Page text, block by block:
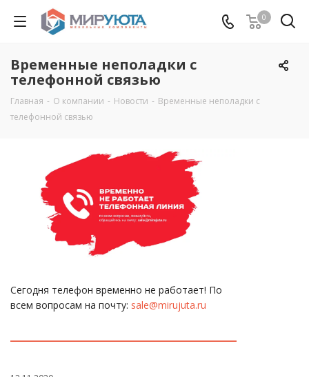
0
Временные неполадки с
телефонной связью
Главная - О компании - Новости - Временные неполадки с
телефонной связью
Сегодня телефон временно не работает! По
всем вопросам на почту: sale@mirujuta.ru